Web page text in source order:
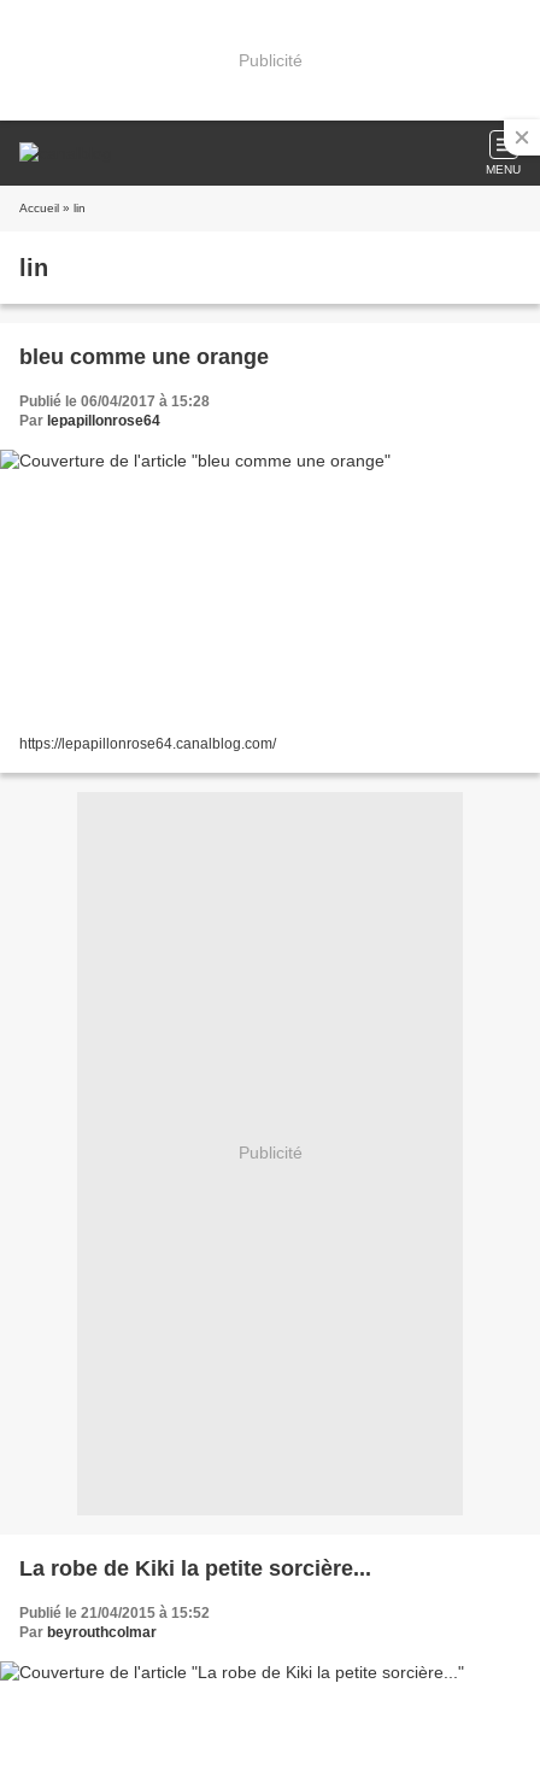
Publicité
MENU
Accueil » lin
lin
bleu comme une orange
Publié le 06/04/2017 à 15:28
Par lepapillonrose64
https://lepapillonrose64.canalblog.com/
Publicité
La robe de Kiki la petite sorcière...
Publié le 21/04/2015 à 15:52
Par beyrouthcolmar